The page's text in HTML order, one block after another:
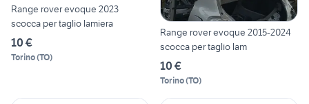
Range rover evoque 2023
scocca per taglio lamiera
10 €
Torino(TO)
Range rover evoque 2015-2024
scocca per taglio lam
10 €
Torino(TO)